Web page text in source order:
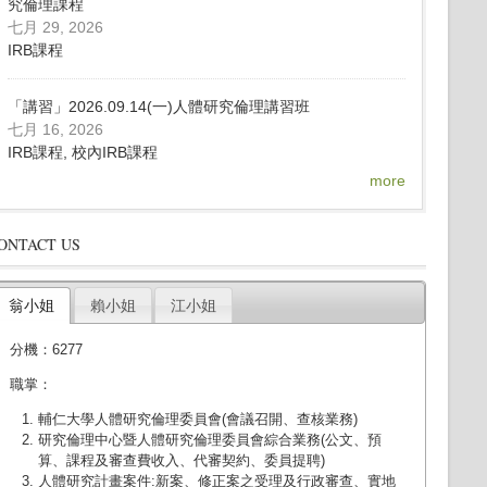
究倫理課程
七月 29, 2026
IRB課程
「講習」2026.09.14(一)人體研究倫理講習班
七月 16, 2026
IRB課程, 校內IRB課程
more
US
翁小姐 賴小姐 江小姐
分機：6277
職掌：
輔仁大學人體研究倫理委員會(會議召開、查核業務)
研究倫理中心暨人體研究倫理委員會綜合業務(公文、預
算、課程及審查費收入、代審契約、委員提聘)
人體研究計畫案件:新案、修正案之受理及行政審查、實地